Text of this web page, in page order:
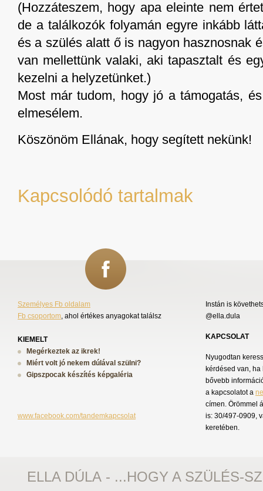
(Hozzáteszem, hogy apa eleinte nem
de a találkozók folyamán egyre inkább
és a szülés alatt ő is nagyon hasznosnak
van mellettünk valaki, aki tapasztalt és
kezelni a helyzetünket.)
Most már tudom, hogy jó a támogatás,
elmesélem.
Köszönöm Ellának, hogy segített nekünk!
Kapcsolódó tartalmak
Személyes Fb oldalam
Fb csoportom, ahol értékes anyagokat találsz
KIEMELT
Megérkeztek az ikrek!
Miért volt jó nekem dúlával szülni?
Gipszpocak készítés képgaléria
www.facebook.com/tandemkapcsolat
Instán is
@ella.dula
KAPCSOLAT
Nyugodtan
kérdésed van,
bővebb
a kapcsolatot a
címen. Örömmel
is: 30/497-0909,
keretében.
ELLA DÚLA - ...HOGY A SZÜLÉS-